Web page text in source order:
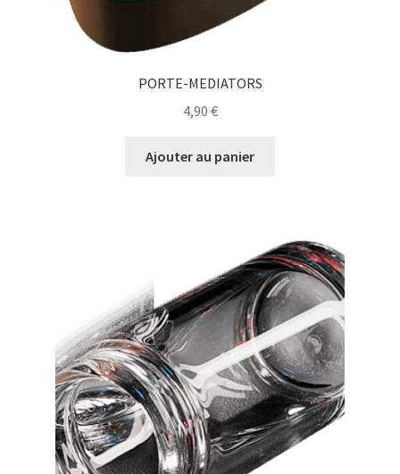
PORTE-MEDIATORS
4,90 €
Ajouter au panier